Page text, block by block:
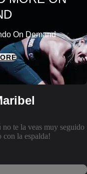
On Demand
te la veas muy seguido
con la espalda!